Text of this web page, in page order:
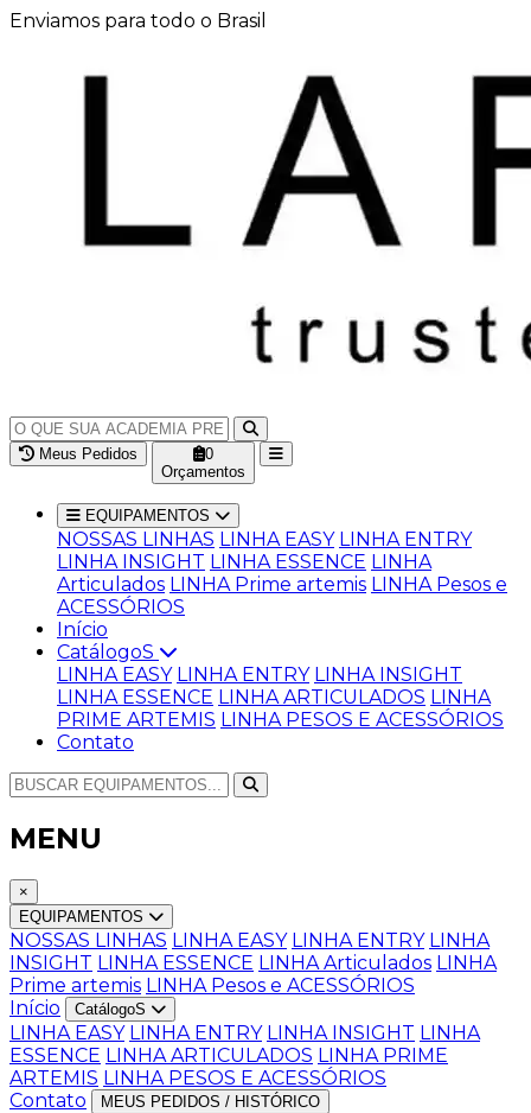
Enviamos para todo o Brasil
Meus Pedidos
0
Orçamentos
EQUIPAMENTOS
NOSSAS LINHAS LINHA EASY LINHA ENTRY
LINHA INSIGHT LINHA ESSENCE LINHA
Articulados LINHA Prime artemis LINHA Pesos e
ACESSÓRIOS
Início
CatálogoS
LINHA EASY LINHA ENTRY LINHA INSIGHT
LINHA ESSENCE LINHA ARTICULADOS LINHA
PRIME ARTEMIS LINHA PESOS E ACESSÓRIOS
Contato
MENU
×
EQUIPAMENTOS
NOSSAS LINHAS LINHA EASY LINHA ENTRY LINHA
INSIGHT LINHA ESSENCE LINHA Articulados LINHA
Prime artemis LINHA Pesos e ACESSÓRIOS
Início
CatálogoS
LINHA EASY LINHA ENTRY LINHA INSIGHT LINHA
ESSENCE LINHA ARTICULADOS LINHA PRIME
ARTEMIS LINHA PESOS E ACESSÓRIOS
Contato
MEUS PEDIDOS / HISTÓRICO